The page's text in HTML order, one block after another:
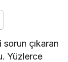
çıkaran
Yüzlerce